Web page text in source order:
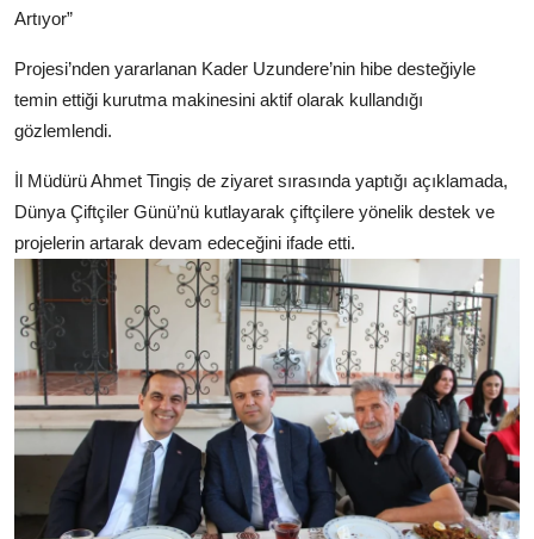
Artıyor”
Projesi’nden yararlanan Kader Uzundere’nin hibe desteğiyle
temin ettiği kurutma makinesini aktif olarak kullandığı
gözlemlendi.
İl Müdürü Ahmet Tingiș de ziyaret sırasında yaptığı açıklamada,
Dünya Çiftçiler Günü’nü kutlayarak çiftçilere yönelik destek ve
projelerin artarak devam edeceğini ifade etti.